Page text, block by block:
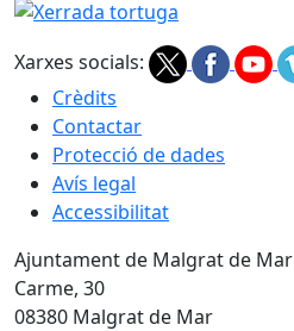
Xerrada tortuga
Xarxes socials:
Crèdits
Contactar
Protecció de dades
Avís legal
Accessibilitat
Ajuntament de Malgrat de Mar
Carme, 30
08380 Malgrat de Mar